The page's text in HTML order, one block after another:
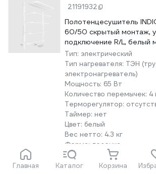
Главная Каталог Корзина
21191932
Полотенцесушитель
60/50 скрытый монтаж,
подключение R/L, белый
50WMR
Тип: электрический
Тип нагревателя: ТЭН
электронагреватель)
Мощность: 65 Вт
Количество перемычек: 4
Терморегулятор:
Таймер: нет
Цвет: белый
Вес нетто: 4.3 кг
Форма: лесенка
4.7